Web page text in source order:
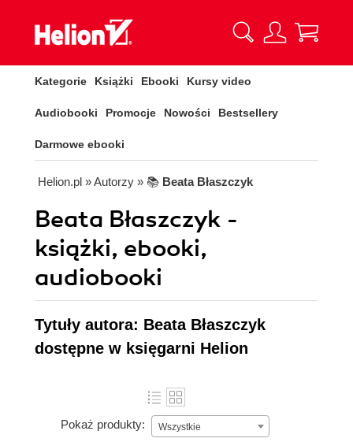
Kategorie Książki Ebooki Kursy video
Audiobooki Promocje Nowości Bestsellery
Darmowe ebooki
Helion.pl » Autorzy » 📚 Beata Błaszczyk
Beata Błaszczyk -
książki, ebooki,
audiobooki
Tytuły autora: Beata Błaszczyk
dostępne w księgarni Helion
Pokaż produkty: Wszystkie